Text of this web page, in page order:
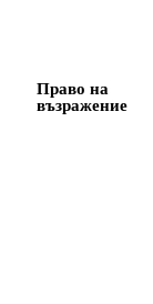
Право на
възражение